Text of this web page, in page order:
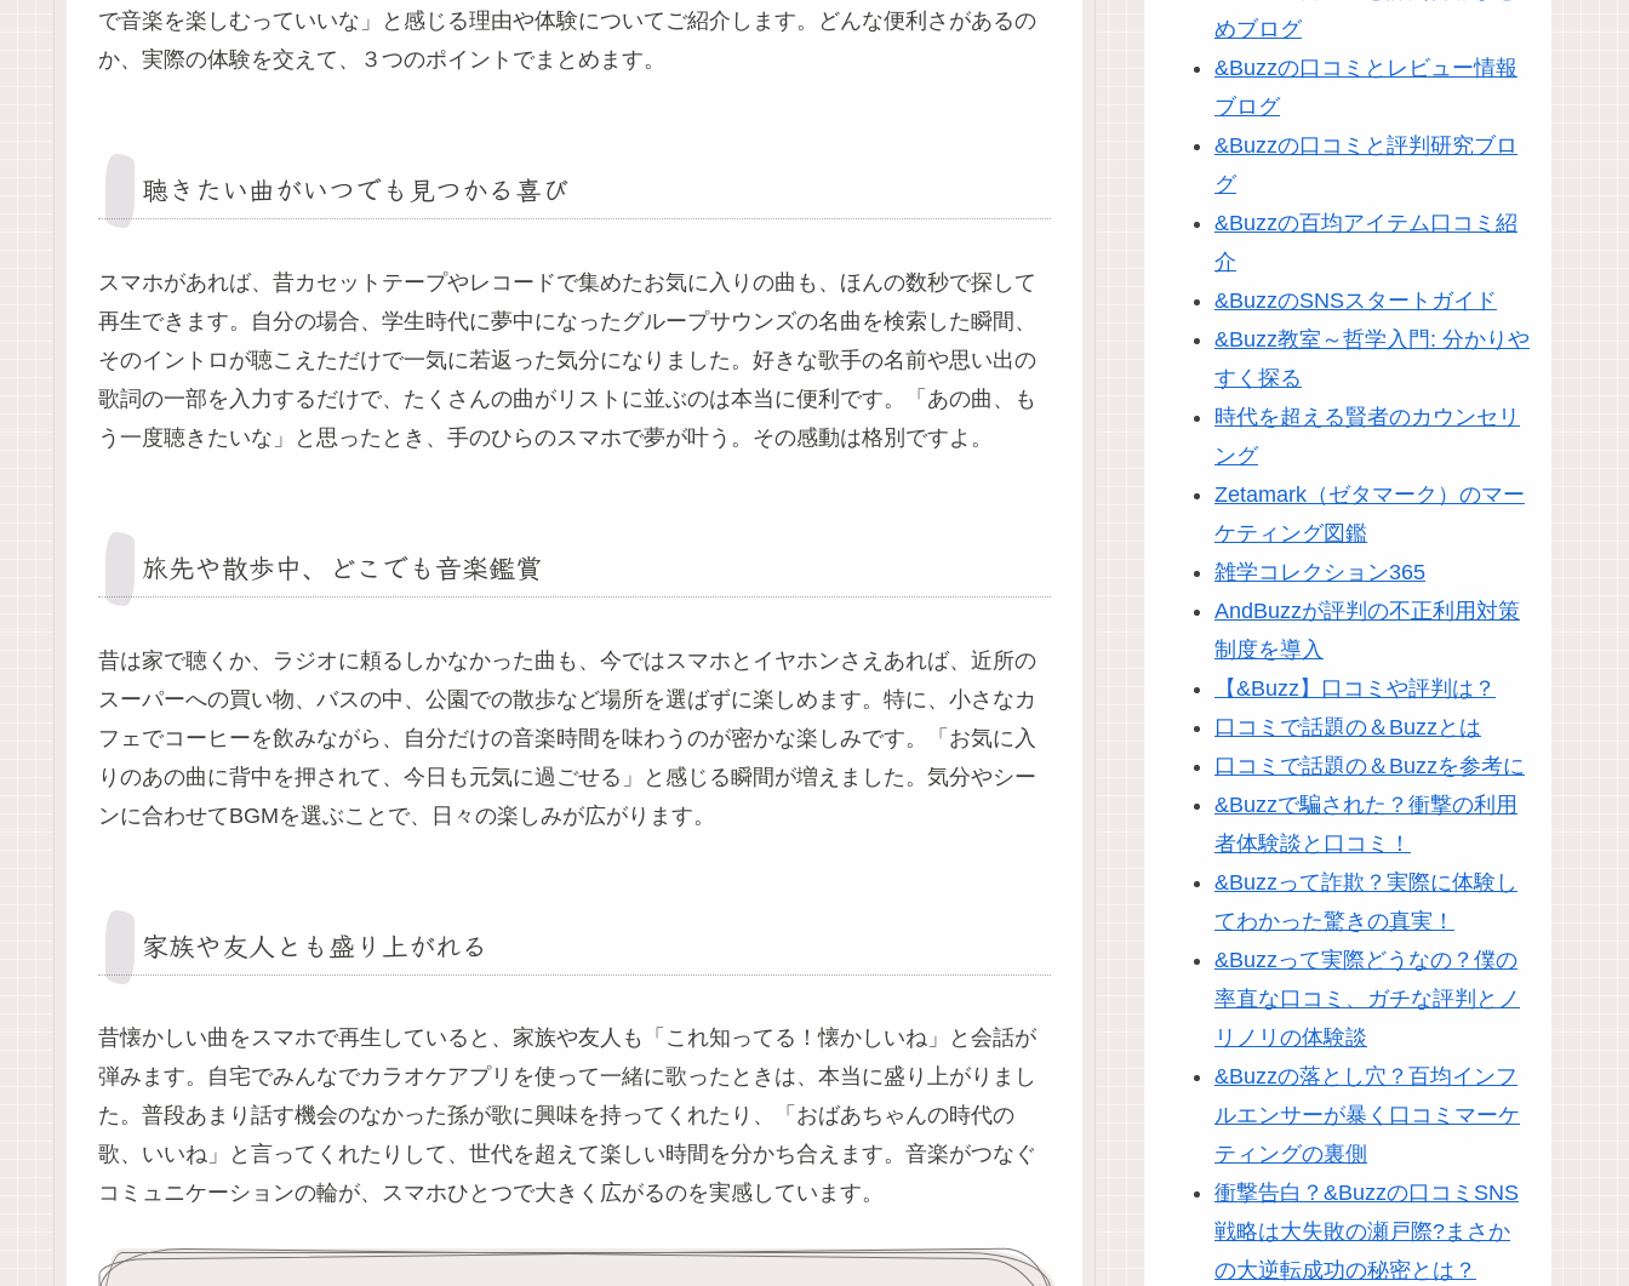
で音楽を楽しむっていいな」と感じる理由や体験についてご紹介します。どんな便利さがあるの
か、実際の体験を交えて、３つのポイントでまとめます。
聴きたい曲がいつでも見つかる喜び
スマホがあれば、昔カセットテープやレコードで集めたお気に入りの曲も、ほんの数秒で探して
再生できます。自分の場合、学生時代に夢中になったグループサウンズの名曲を検索した瞬間、
そのイントロが聴こえただけで一気に若返った気分になりました。好きな歌手の名前や思い出の
歌詞の一部を入力するだけで、たくさんの曲がリストに並ぶのは本当に便利です。「あの曲、も
う一度聴きたいな」と思ったとき、手のひらのスマホで夢が叶う。その感動は格別ですよ。
旅先や散歩中、どこでも音楽鑑賞
昔は家で聴くか、ラジオに頼るしかなかった曲も、今ではスマホとイヤホンさえあれば、近所の
スーパーへの買い物、バスの中、公園での散歩など場所を選ばずに楽しめます。特に、小さなカ
フェでコーヒーを飲みながら、自分だけの音楽時間を味わうのが密かな楽しみです。「お気に入
りのあの曲に背中を押されて、今日も元気に過ごせる」と感じる瞬間が増えました。気分やシー
ンに合わせてBGMを選ぶことで、日々の楽しみが広がります。
家族や友人とも盛り上がれる
昔懐かしい曲をスマホで再生していると、家族や友人も「これ知ってる！懐かしいね」と会話が
弾みます。自宅でみんなでカラオケアプリを使って一緒に歌ったときは、本当に盛り上がりまし
た。普段あまり話す機会のなかった孫が歌に興味を持ってくれたり、「おばあちゃんの時代の
歌、いいね」と言ってくれたりして、世代を超えて楽しい時間を分かち合えます。音楽がつなぐ
コミュニケーションの輪が、スマホひとつで大きく広がるのを実感しています。
めブログ
&Buzzの口コミとレビュー情報
ブログ
&Buzzの口コミと評判研究ブロ
グ
&Buzzの百均アイテム口コミ紹
介
&BuzzのSNSスタートガイド
&Buzz教室～哲学入門: 分かりや
すく探る
時代を超える賢者のカウンセリ
ング
Zetamark（ゼタマーク）のマー
ケティング図鑑
雑学コレクション365
AndBuzzが評判の不正利用対策
制度を導入
【&Buzz】口コミや評判は？
口コミで話題の＆Buzzとは
口コミで話題の＆Buzzを参考に
&Buzzで騙された？衝撃の利用
者体験談と口コミ！
&Buzzって詐欺？実際に体験し
てわかった驚きの真実！
&Buzzって実際どうなの？僕の
率直な口コミ、ガチな評判とノ
リノリの体験談
&Buzzの落とし穴？百均インフ
ルエンサーが暴く口コミマーケ
ティングの裏側
衝撃告白？&Buzzの口コミSNS
戦略は大失敗の瀬戸際?まさか
の大逆転成功の秘密とは？